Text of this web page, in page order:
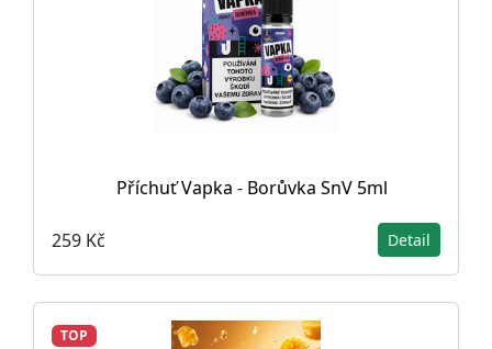
Příchuť Vapka - Borůvka SnV 5ml
259 Kč Detail
TOP